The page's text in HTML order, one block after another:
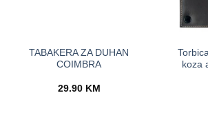
TABAKERA ZA DUHAN
COIMBRA
29.90 KM
koza